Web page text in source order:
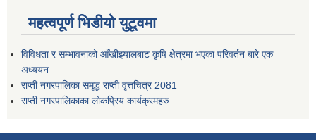
महत्वपूर्ण भिडीयो युटूवमा
विविधता र सम्भावनाको आँखीझ्यालबाट कृषि क्षेत्रमा भएका परिवर्तन बारे एक
अध्ययन
राप्ती नगरपालिका समृद्ध राप्ती वृत्तचित्र 2081
राप्ती नगरपालिकाका लोकप्रिय कार्यक्रमहरु